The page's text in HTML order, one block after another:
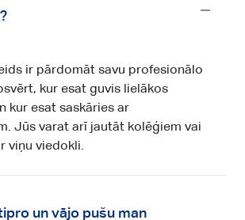
ir pārdomāt savu profesionālo
kur esat guvis lielākos
kur esat saskāries ar
Jūs varat arī jautāt kolēģiem vai
viņu viedokli.
un vājo pušu man